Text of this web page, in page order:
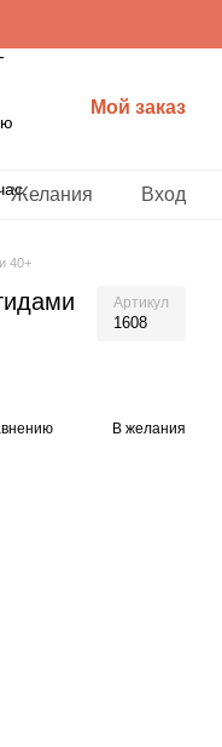
Мой заказ
Желания Вход
40+
Артикул
1608
В желания